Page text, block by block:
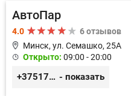
АвтоПар
4.0
6 отзывов
Минск, ул. Семашко, 25А
Открыто: 09:00 - 20:00
+375172074280 - показать